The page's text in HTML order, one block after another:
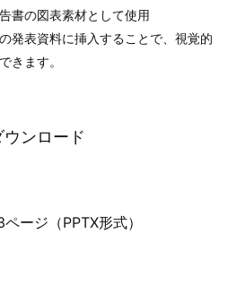
書の図表素材として使用
発表資料に挿入することで、視覚的
きます。
ンロード
ージ（PPTX形式）